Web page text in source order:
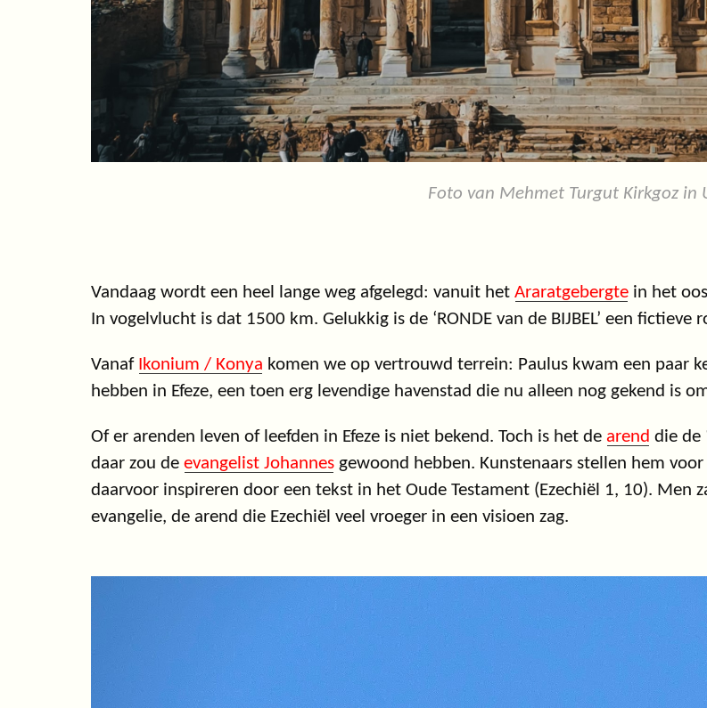
Foto van Mehmet Turgut Kirkgoz in
Vandaag wordt een heel lange weg afgelegd: vanuit het Araratgebergte in het
In vogelvlucht is dat 1500 km. Gelukkig is de ‘RONDE van de BIJBEL’ een fictieve
Vanaf Ikonium / Konya komen we op vertrouwd terrein: Paulus kwam een paar
hebben in Efeze, een toen erg levendige havenstad die nu alleen nog gekend is
Of er arenden leven of leefden in Efeze is niet bekend. Toch is het de arend die de
daar zou de evangelist Johannes gewoond hebben. Kunstenaars stellen hem
daarvoor inspireren door een tekst in het Oude Testament (Ezechiël 1, 10). Men
evangelie, de arend die Ezechiël veel vroeger in een visioen zag.